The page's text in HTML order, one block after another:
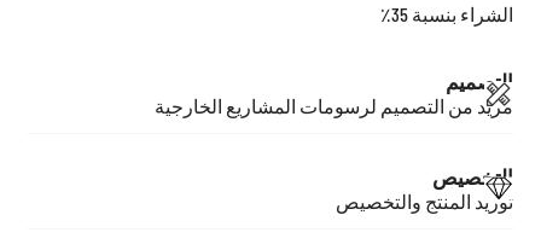
الشراء بنسبة 35٪
التصميم
مزيد من التصميم لرسومات المشاريع الخارجية
التخصيص
توريد المنتج والتخصيص